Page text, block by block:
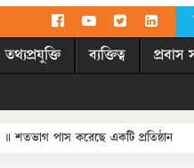
তথ্যপ্রযুক্তি ব্যক্তিত্ব প্রবাস
পাস করেছে একটি প্রতিষ্ঠান